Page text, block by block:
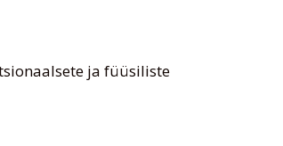
ja füüsiliste